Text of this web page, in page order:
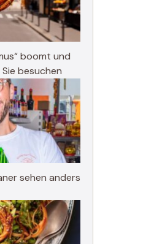
boomt und
besuchen
sehen anders